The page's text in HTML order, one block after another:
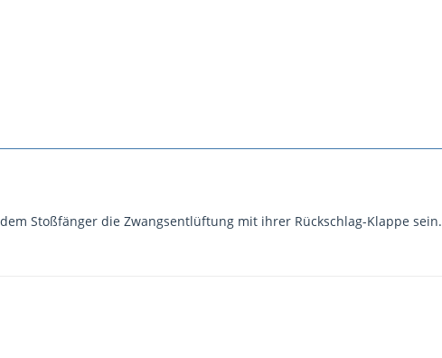
Stoßfänger die Zwangsentlüftung mit ihrer Rückschlag-Klappe sein.